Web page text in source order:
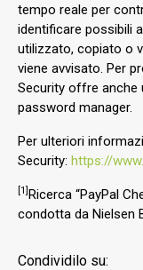
tempo reale per
identificare possibili
utilizzato, copiato o
viene avvisato. Per
Security offre anche
password manager.
Per ulteriori
Security: https://
[1]Ricerca “PayPal
condotta da Nielsen
Condividilo su: